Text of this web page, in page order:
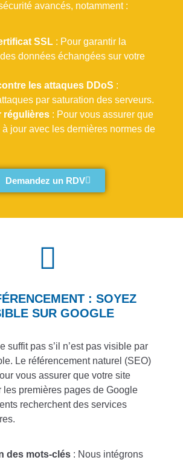
avancés, notamment :
SSL : Pour garantir la
données échangées sur votre
les attaques DDoS :
par saturation des serveurs.
régulières : Pour vous assurer que
à jour avec les dernières normes de
Demandez un RDV
: SOYEZ
SUR GOOGLE
suffit pas s’il n’est pas visible par
Le référencement naturel (SEO)
vous assurer que votre site
les premières pages de Google
recherchent des services
des mots-clés : Nous intégrons